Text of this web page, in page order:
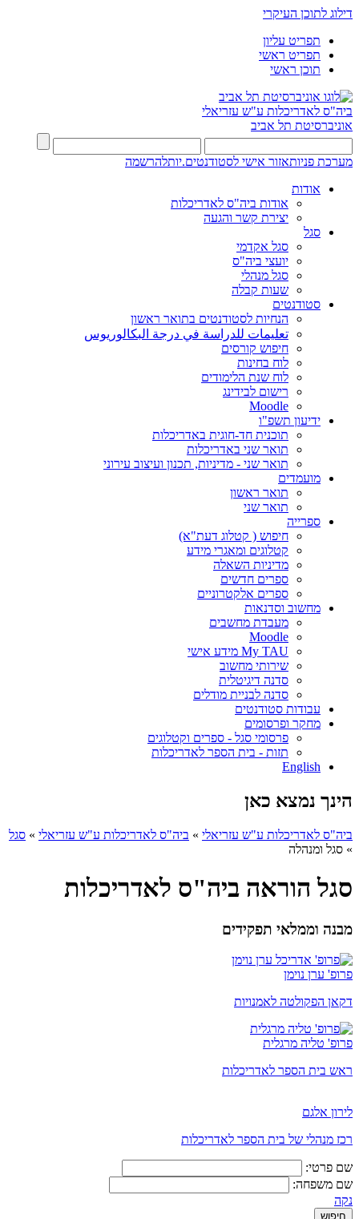
דילוג לתוכן העיקרי
תפריט עליון
תפריט ראשי
תוכן ראשי
ביה"ס לאדריכלות ע"ש עזריאלי
אוניברסיטת תל אביב
מערכת פניותאזור אישי לסטודנטים.יותלהרשמה
אודות
אודות ביה"ס לאדריכלות
יצירת קשר והגעה
סגל
סגל אקדמי
יועצי ביה"ס
סגל מנהלי
שעות קבלה
סטודנטים
הנחיות לסטודנטים בתואר ראשון
تعليمات للدراسة في درجة البكالوريوس
חיפוש קורסים
לוח בחינות
לוח שנת הלימודים
רישום לבידינג
Moodle
ידיעון תשפ"ו
תוכנית חד-חוגית באדריכלות
תואר שני באדריכלות
תואר שני - מדיניות, תכנון ועיצוב עירוני
מועמדים
תואר ראשון
תואר שני
ספרייה
חיפוש ( קטלוג דעת"א)
קטלוגים ומאגרי מידע
מדיניות השאלה
ספרים חדשים
ספרים אלקטרוניים
מחשוב וסדנאות
מעבדת מחשבים
Moodle
My TAU מידע אישי
שירותי מחשוב
סדנה דיגיטלית
סדנה לבניית מודלים
עבודות סטודנטים
מחקר ופרסומים
פרסומי סגל - ספרים וקטלוגים
תזות - בית הספר לאדריכלות
English
הינך נמצא כאן
ביה"ס לאדריכלות ע"ש עזריאלי » ביה"ס לאדריכלות ע"ש עזריאלי » סגל
» סגל ומנהלה
סגל הוראה ביה"ס לאדריכלות
מבנה וממלאי תפקידים
פרופ' ערן נוימן
דקאן הפקולטה לאמנויות
פרופ' טליה מרגלית
ראש בית הספר לאדריכלות
לירון אלגם
רכז מנהלי של בית הספר לאדריכלות
שם פרטי:
שם משפחה:
נקה